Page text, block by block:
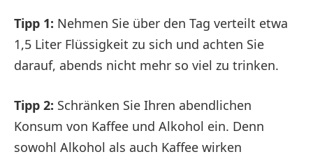
Tipp 1: Nehmen Sie über den Tag verteilt etwa
1,5 Liter Flüssigkeit zu sich und achten Sie
darauf, abends nicht mehr so viel zu trinken.
Tipp 2: Schränken Sie Ihren abendlichen
Konsum von Kaffee und Alkohol ein. Denn
sowohl Alkohol als auch Kaffee wirken